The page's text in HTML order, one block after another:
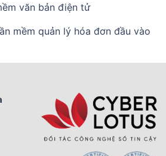
văn bản điện tử
mềm quản lý hóa đơn đầu vào